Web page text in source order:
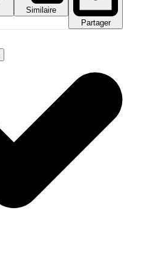
Similaire
Partager